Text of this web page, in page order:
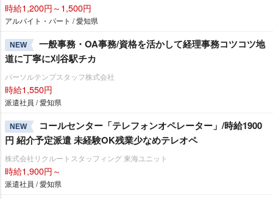
時給1,200円～1,500円
アルバイト・パート / 愛知県
NEW
一般事務・OA事務/資格を活かして経理事務コツコツ地
道に丁寧に刈谷駅チカ
パーソルテンプスタッフ株式会社
時給1,550円
派遣社員 / 愛知県
NEW
コールセンター「テレフォンオペレーター」/時給1900
円 紹介予定派遣 未経験OK残業少なめテレオペ
株式会社リクルートスタッフィング 東海ユニット
時給1,900円～
派遣社員 / 愛知県